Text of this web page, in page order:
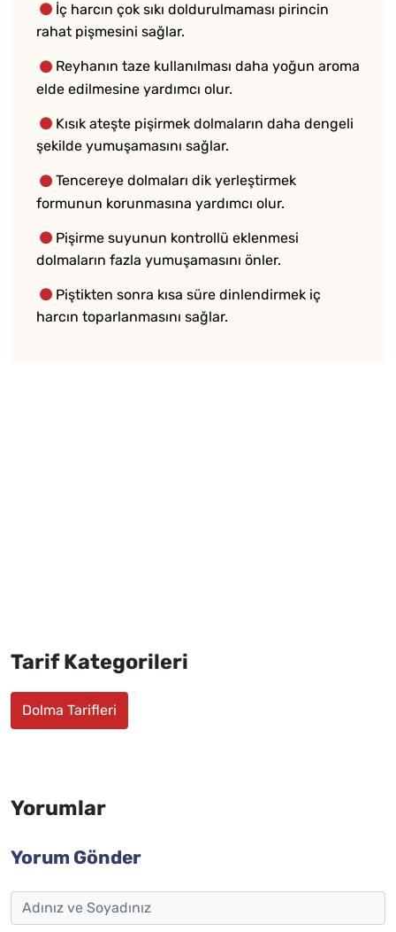
İç harcın çok sıkı doldurulmaması pirincin
rahat pişmesini sağlar.
Reyhanın taze kullanılması daha yoğun aroma
elde edilmesine yardımcı olur.
Kısık ateşte pişirmek dolmaların daha dengeli
şekilde yumuşamasını sağlar.
Tencereye dolmaları dik yerleştirmek
formunun korunmasına yardımcı olur.
Pişirme suyunun kontrollü eklenmesi
dolmaların fazla yumuşamasını önler.
Piştikten sonra kısa süre dinlendirmek iç
harcın toparlanmasını sağlar.
Tarif Kategorileri
Dolma Tarifleri
Yorumlar
Yorum Gönder